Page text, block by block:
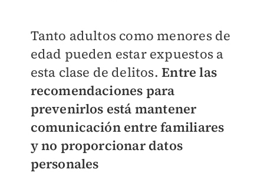
Tanto adultos como menores de
edad pueden estar expuestos a
esta clase de delitos.Entre las
recomendaciones para
prevenirlos está mantener
comunicación entre familiares
y no proporcionar datos
personales